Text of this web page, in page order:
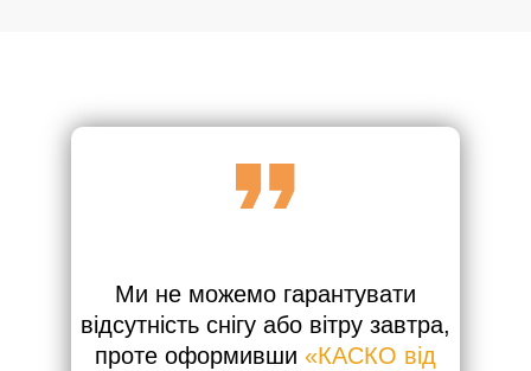
Ми не можемо гарантувати
відсутність снігу або вітру завтра,
проте оформивши «КАСКО від